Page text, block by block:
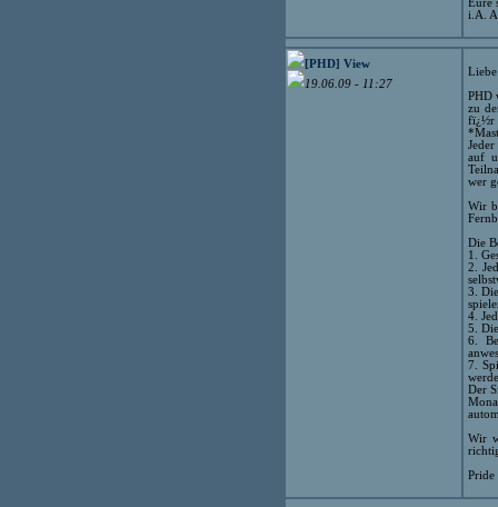
i.A.
[PHD] View
19.06.09 - 11:27
PHD
zu
fï¿½r
auf
wer
Wir
Die
1.
2.
3.
4.
5.
6.
7.
Der
Wir
Pride